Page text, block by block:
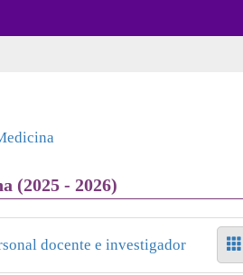
(2025 - 2026)
docente e investigador